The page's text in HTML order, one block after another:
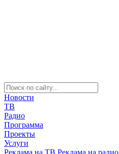
Новости
ТВ
Радио
Программа
Проекты
Услуги
Реклама на ТВ Реклама на радио